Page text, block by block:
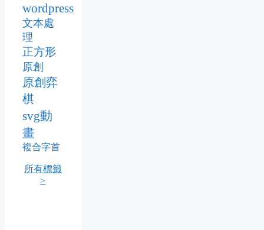
wordpress
文本處
理
正方形
原創
原創弈
棋
svg動
畫
複合字首
所有標籤
>